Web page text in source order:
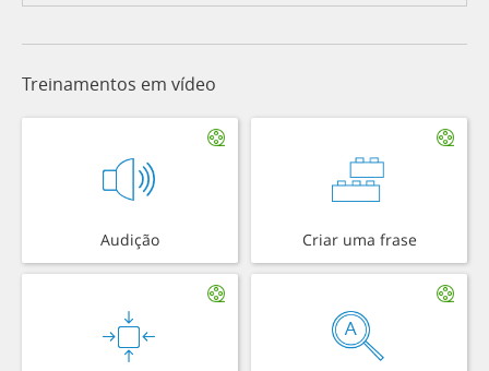
Treinamentos em vídeo
Audição Criar uma frase